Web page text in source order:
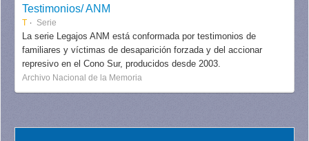
Testimonios/ ANM
T Serie
La serie Legajos ANM está conformada por testimonios de
familiares y víctimas de desaparición forzada y del accionar
represivo en el Cono Sur, producidos desde 2003.
Archivo Nacional de la Memoria